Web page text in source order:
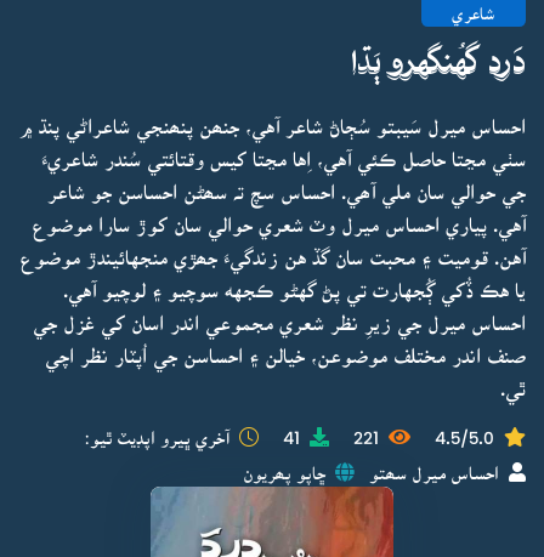
شاعري
دَرد گهُنگهرو ٻَڌا
احساس ميرل سَيبتو سُڄاڻ شاعر آهي، جنھن پنھنجي شاعراڻي پنڌ ۾
سٺي مڃتا حاصل ڪئي آهي، اِها مڃتا کيس وقتائتي سُندر شاعريءَ
جي حوالي سان ملي آھي. احساس سچ تہ سھڻن احساسن جو شاعر
آهي. پياري احساس ميرل وٽ شعري حوالي سان کوڙ سارا موضوع
آهن. قوميت ۽ محبت سان گڏ هن زندگيءَ جھڙي منجهائيندڙ موضوع
يا هڪ ڏُکي ڳُجهارت تي پڻ گهڻو ڪجهه سوچيو ۽ لوچيو آهي.
احساس ميرل جي زيرِ نظر شعري مجموعي اندر اسان کي غزل جي
صنف اندر مختلف موضوعن، خيالن ۽ احساسن جي اُپٽار نظر اچي
ٿي.
4.5/5.0
221
41 آخري ڀيرو اپڊيٽ ٿيو:
احساس ميرل سھتو ڇاپو پھريون